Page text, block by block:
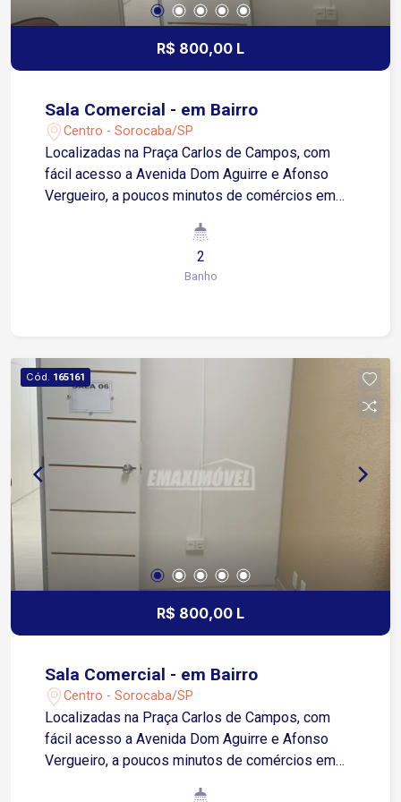
R$ 800,00 L
Sala Comercial - em Bairro
Centro - Sorocaba/SP
Localizadas na Praça Carlos de Campos, com
fácil acesso a Avenida Dom Aguirre e Afonso
Vergueiro, a poucos minutos de comércios em
internet, sala para reuniões (disponível com
agendamento prévio), dois banheiros sociais (um
de uso próprio e outro para clientes), cozinha
ao lado do prédio. Com possibilidade para
locação de todo o conjunto das 06 salas, no valor
de R$ 4.800,00. Entre em contato e saiba mais!
2
Banho
Cód. 165161
R$ 800,00 L
Sala Comercial - em Bairro
Centro - Sorocaba/SP
Localizadas na Praça Carlos de Campos, com
fácil acesso a Avenida Dom Aguirre e Afonso
Vergueiro, a poucos minutos de comércios em